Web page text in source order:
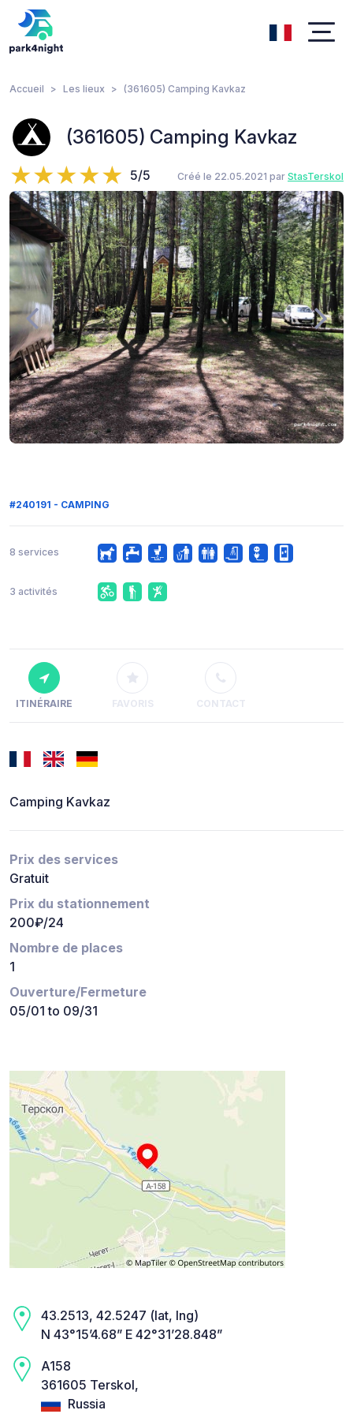
Accueil Les lieux (361605) Camping Kavkaz
(361605) Camping Kavkaz
5/5 Créé le 22.05.2021 par StasTerskol
#240191 - CAMPING
8 services
3 activités
ITINÉRAIRE FAVORIS CONTACT
Camping Kavkaz
Prix des services
Gratuit
Prix du stationnement
200₽/24
Nombre de places
1
Ouverture/Fermeture
05/01 to 09/31
43.2513, 42.5247 (lat, lng)
N 43°15’4.68” E 42°31’28.848”
A158
361605 Terskol,
Russia